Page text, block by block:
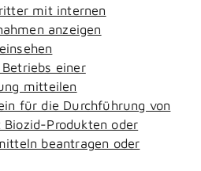
mit internen
anzeigen
einer
mitteilen
für die Durchführung von
Biozid-Produkten oder
beantragen oder